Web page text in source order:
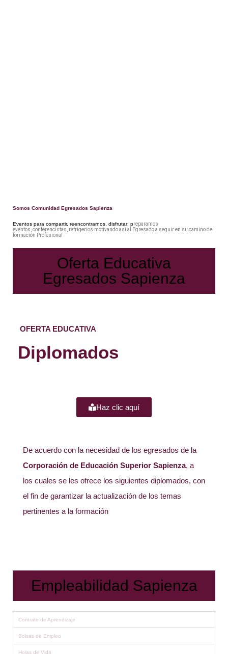
Somos Comunidad Egresados Sapienza
Eventos para compartir, reencontrarnos, disfrutar; preparamos
eventos, conferencistas, refrigerios motivando así al Egresado a seguir en su camino de
formación Profesional
Oferta Educativa
Egresados Sapienza
OFERTA EDUCATIVA
Diplomados
Haz clic aquí
De acuerdo con la necesidad de los egresados de la
Corporación de Educación Superior Sapienza, a
los cuales se les ofrece los siguientes diplomados, con
el fin de garantizar la actualización de los temas
pertinentes a la formación
Empleabilidad Sapienza
Contrato de Aprendizaje
Bolsas de Empleo
Hojas de Vida